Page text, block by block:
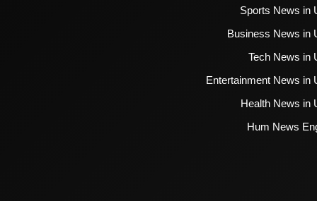
Sports News in
Business News in
Tech News in
Entertainment News in
Health News in
Hum News